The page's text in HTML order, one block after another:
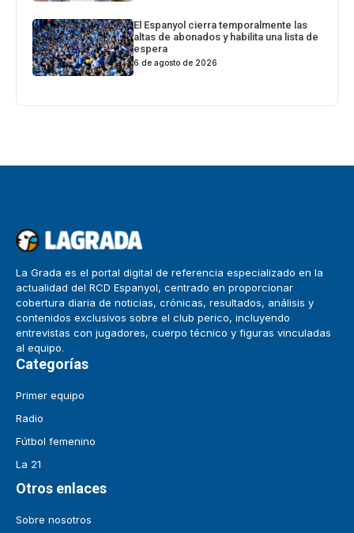
El Espanyol cierra temporalmente las
altas de abonados y habilita una lista de
espera
6 de agosto de 2026
La Grada es el portal digital de referencia especializado en la
actualidad del RCD Espanyol, centrado en proporcionar
cobertura diaria de noticias, crónicas, resultados, análisis y
contenidos exclusivos sobre el club perico, incluyendo
entrevistas con jugadores, cuerpo técnico y figuras vinculadas
al equipo.
Categorías
Primer equipo
Radio
Fútbol femenino
La 21
Otros enlaces
Sobre nosotros